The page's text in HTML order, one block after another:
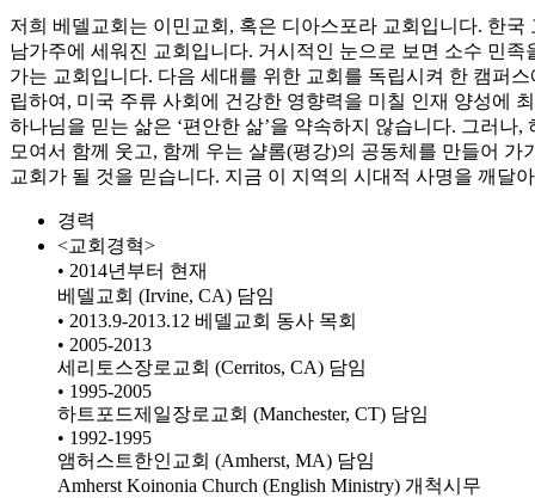
저희 베델교회는 이민교회, 혹은 디아스포라 교회입니다. 한
남가주에 세워진 교회입니다. 거시적인 눈으로 보면 소수 민
가는 교회입니다. 다음 세대를 위한 교회를 독립시켜 한 캠퍼
립하여, 미국 주류 사회에 건강한 영향력을 미칠 인재 양성에
하나님을 믿는 삶은 ‘편안한 삶’을 약속하지 않습니다. 그러
모여서 함께 웃고, 함께 우는 샬롬(평강)의 공동체를 만들어
교회가 될 것을 믿습니다. 지금 이 지역의 시대적 사명을 깨달
경력
<교회경혁>
• 2014년부터 현재
베델교회 (Irvine, CA) 담임
• 2013.9-2013.12 베델교회 동사 목회
• 2005-2013
세리토스장로교회 (Cerritos, CA) 담임
• 1995-2005
하트포드제일장로교회 (Manchester, CT) 담임
• 1992-1995
앰허스트한인교회 (Amherst, MA) 담임
Amherst Koinonia Church (English Ministry) 개척시무